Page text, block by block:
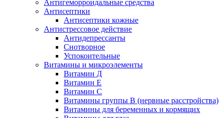
Антигеморроидальные средства
Антисептики
Антисептики кожные
Антистрессовое действие
Антидепрессанты
Снотворное
Успокоительные
Витамины и микроэлементы
Витамин Д
Витамин Е
Витамин С
Витамины группы В (нервные расстройства)
Витамины для беременных и кормящих